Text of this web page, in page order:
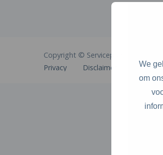
We
om
Copyright © Servicepunt Circulair
Privacy
Disclaimer Cookies